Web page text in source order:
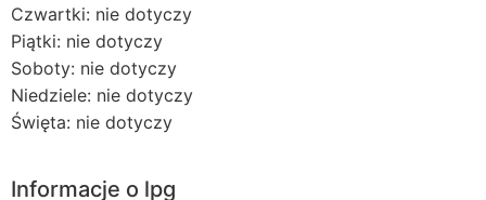
Czwartki: nie dotyczy
Piątki: nie dotyczy
Soboty: nie dotyczy
Niedziele: nie dotyczy
Święta: nie dotyczy
Informacje o lpg